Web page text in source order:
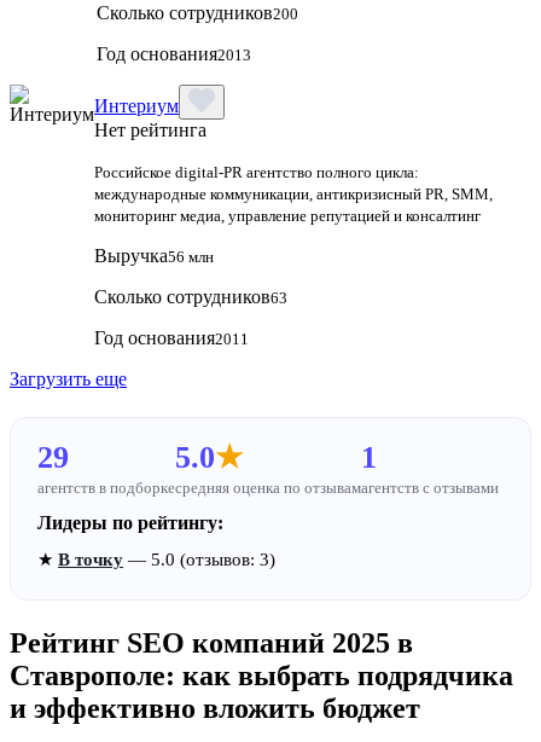
Сколько сотрудников200
Год основания2013
Интериум
Нет рейтинга
Российское digital-PR агентство полного цикла:
международные коммуникации, антикризисный PR, SMM,
мониторинг медиа, управление репутацией и консалтинг
Выручка56 млн
Сколько сотрудников63
Год основания2011
Загрузить еще
29
агентств в подборке
5.0★
средняя оценка по отзывам
1
агентств с отзывами
Лидеры по рейтингу:
★ В точку — 5.0 (отзывов: 3)
Рейтинг SEO компаний 2025 в
Ставрополе: как выбрать подрядчика
и эффективно вложить бюджет